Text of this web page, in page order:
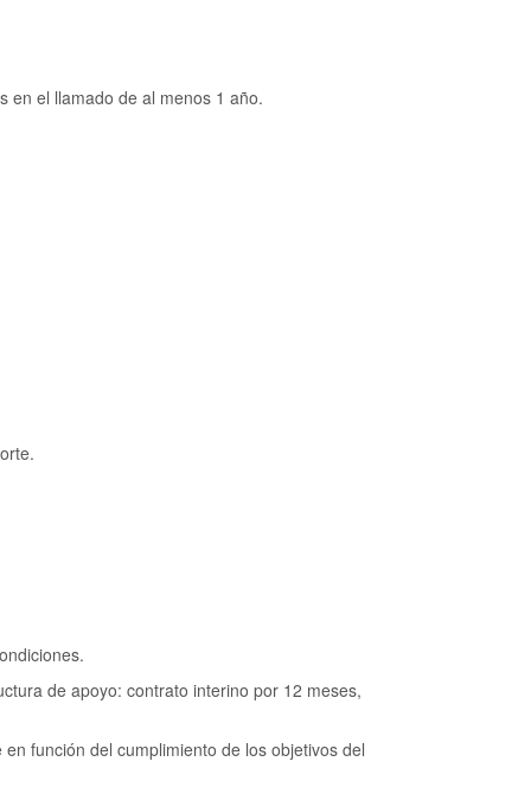
en el llamado de al menos 1 año.
de apoyo: contrato interino por 12 meses,
función del cumplimiento de los objetivos del